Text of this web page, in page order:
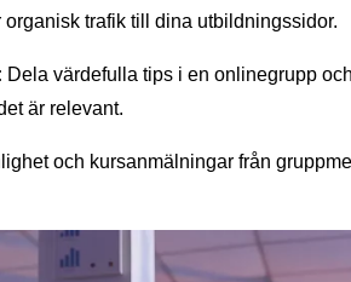
trafik till dina utbildningssidor.
Dela värdefulla tips i en onlinegrupp
är relevant.
och kursanmälningar från